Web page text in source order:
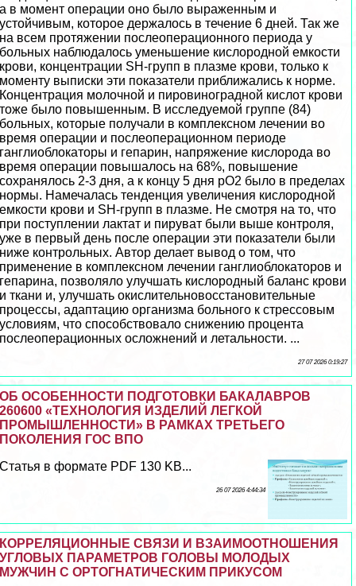
а в момент операции оно было выраженным и
устойчивым, которое держалось в течение 6 дней. Так же
на всем протяжении послеоперационного периода у
больных наблюдалось уменьшение кислородной емкости
крови, концентрации SH-групп в плазме крови, только к
моменту выписки эти показатели приближались к норме.
Концентрация молочной и пировиноградной кислот крови
тоже было повышенным. В исследуемой группе (84)
больных, которые получали в комплексном лечении во
время операции и послеоперационном периоде
ганглиоблокаторы и гепарин, напряжение кислорода во
время операции повышалось на 68%, повышение
сохранялось 2-3 дня, а к концу 5 дня рО2 было в пределах
нормы. Намечалась тенденция увеличения кислородной
емкости крови и SH-групп в плазме. Не смотря на то, что
при поступлении лактат и пируват были выше контроля,
уже в первый день после операции эти показатели были
ниже контрольных. Автор делает вывод о том, что
применение в комплексном лечении ганглиоблокаторов и
гепарина, позволяло улучшать кислородный баланс крови
и ткани и, улучшать окислительновосстановительные
процессы, адаптацию организма больного к стрессовым
условиям, что способствовало снижению процента
послеоперационных осложнений и летальности. ...
27 07 2026 0:19:27
ОБ ОСОБЕННОСТИ ПОДГОТОВКИ БАКАЛАВРОВ
260600 «ТЕХНОЛОГИЯ ИЗДЕЛИЙ ЛЕГКОЙ
ПРОМЫШЛЕННОСТИ» В РАМКАХ ТРЕТЬЕГО
ПОКОЛЕНИЯ ГОС ВПО
Статья в формате PDF 130 KB...
26 07 2026 4:44:34
КОРРЕЛЯЦИОННЫЕ СВЯЗИ И ВЗАИМООТНОШЕНИЯ
УГЛОВЫХ ПАРАМЕТРОВ ГОЛОВЫ МОЛОДЫХ
МУЖЧИН С ОРТОГНАТИЧЕСКИМ ПРИКУСОМ